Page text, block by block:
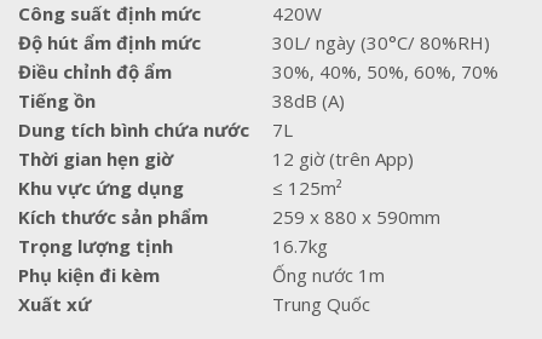
Công suất định mức
420W
Độ hút ẩm định mức
30L/ ngày (30°C/ 80%RH)
Điều chỉnh độ ẩm
30%, 40%, 50%, 60%, 70%
Tiếng ồn
38dB (A)
Dung tích bình chứa nước
7L
Thời gian hẹn giờ
12 giờ (trên App)
Khu vực ứng dụng
≤ 125m²
Kích thước sản phẩm
259 x 880 x 590mm
Trọng lượng tịnh
16.7kg
Phụ kiện đi kèm
Ống nước 1m
Xuất xứ
Trung Quốc